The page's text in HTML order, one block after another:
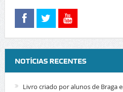
NOTÍCIAS RECENTES
Livro criado por alunos de Braga